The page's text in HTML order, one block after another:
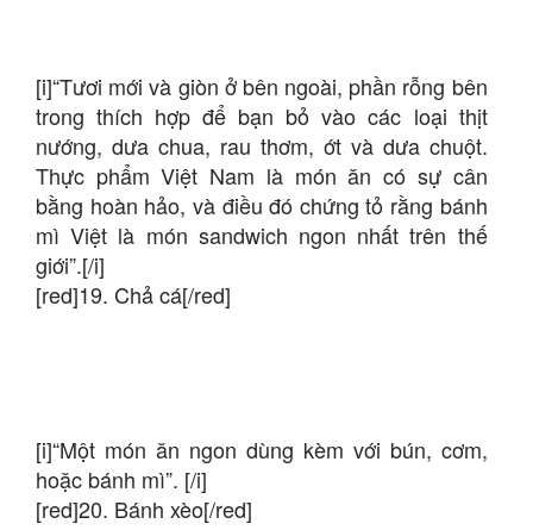
[i]“Tươi mới và giòn ở bên ngoài, phần rỗng bên
trong thích hợp để bạn bỏ vào các loại thịt
nướng, dưa chua, rau thơm, ớt và dưa chuột.
Thực phẩm Việt Nam là món ăn có sự cân
bằng hoàn hảo, và điều đó chứng tỏ rằng bánh
mì Việt là món sandwich ngon nhất trên thế
giới”.[/i]
[red]19. Chả cá[/red]
[i]“Một món ăn ngon dùng kèm với bún, cơm,
hoặc bánh mì”. [/i]
[red]20. Bánh xèo[/red]